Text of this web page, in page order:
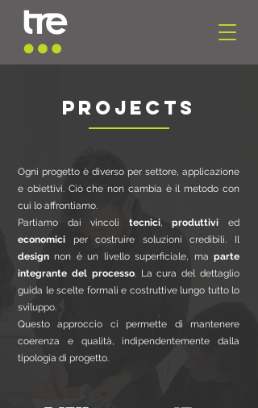
PROJECTS
Ogni progetto è diverso per settore, applicazione
e obiettivi. Ciò che non cambia è il metodo con
cui lo affrontiamo.
Partiamo dai vincoli tecnici,produttivied
economici per costruire soluzioni credibili. Il
design non è un livello superficiale, maparte
integrante del processo. La cura del dettaglio
guida le scelte formali e costruttive lungo tutto lo
sviluppo.
Questo approccio ci permette di mantenere
coerenza e qualità, indipendentemente dalla
tipologia di progetto.